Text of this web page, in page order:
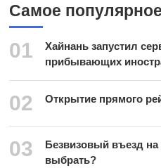
Самое популярное
01
Хайнань запустил
прибывающих
02 Открытие прямого
03
Безвизовый въезд
выбрать?